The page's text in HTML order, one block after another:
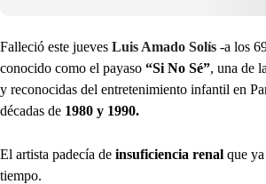
Falleció este jueves Luis Amado Solís -a los
conocido como el payaso “Si No Sé”, una de
y reconocidas del entretenimiento infantil en
décadas de 1980 y 1990.
El artista padecía de insuficiencia renal que
tiempo.